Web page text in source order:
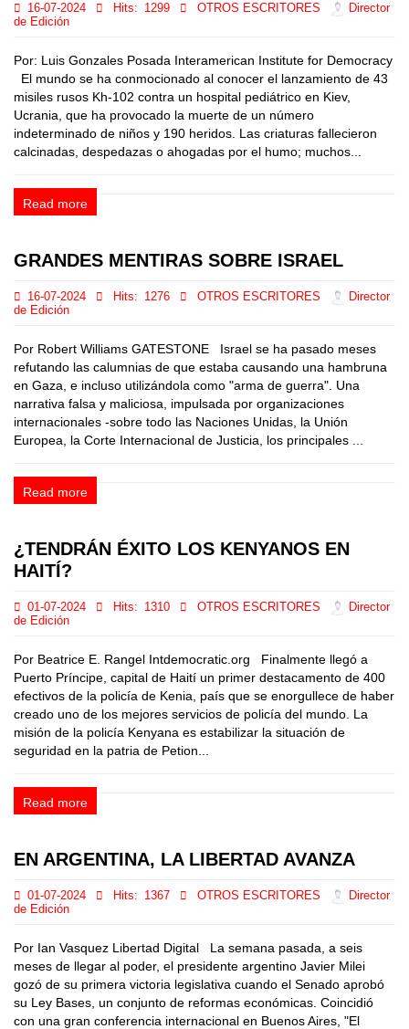
16-07-2024 Hits: 1299 OTROS ESCRITORES
Director
de Edición
Por: Luis Gonzales Posada Interamerican Institute for Democracy
El mundo se ha conmocionado al conocer el lanzamiento de 43
misiles rusos Kh-102 contra un hospital pediátrico en Kiev,
Ucrania, que ha provocado la muerte de un número
indeterminado de niños y 190 heridos. Las criaturas fallecieron
calcinadas, despedazas o ahogadas por el humo; muchos...
Read more
GRANDES MENTIRAS SOBRE ISRAEL
16-07-2024 Hits: 1276 OTROS ESCRITORES
Director
de Edición
Por Robert Williams GATESTONE Israel se ha pasado meses
refutando las calumnias de que estaba causando una hambruna
en Gaza, e incluso utilizándola como "arma de guerra". Una
narrativa falsa y maliciosa, impulsada por organizaciones
internacionales -sobre todo las Naciones Unidas, la Unión
Europea, la Corte Internacional de Justicia, los principales ...
Read more
¿TENDRÁN ÉXITO LOS KENYANOS EN
HAITÍ?
01-07-2024 Hits: 1310 OTROS ESCRITORES
Director
de Edición
Por Beatrice E. Rangel Intdemocratic.org Finalmente llegó a
Puerto Príncipe, capital de Haití un primer destacamento de 400
efectivos de la policía de Kenia, país que se enorgullece de haber
creado uno de los mejores servicios de policía del mundo. La
misión de la policía Kenyana es estabilizar la situación de
seguridad en la patria de Petion...
Read more
EN ARGENTINA, LA LIBERTAD AVANZA
01-07-2024 Hits: 1367 OTROS ESCRITORES
Director
de Edición
Por Ian Vasquez Libertad Digital La semana pasada, a seis
meses de llegar al poder, el presidente argentino Javier Milei
gozó de su primera victoria legislativa cuando el Senado aprobó
su Ley Bases, un conjunto de reformas económicas. Coincidió
con una gran conferencia internacional en Buenos Aires, "El